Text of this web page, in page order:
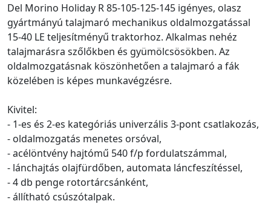
Del Morino Holiday R 85-105-125-145 igényes, olasz
gyártmányú talajmaró mechanikus oldalmozgatással
15-40 LE teljesítményű traktorhoz. Alkalmas nehéz
talajmarásra szőlőkben és gyümölcsösökben. Az
oldalmozgatásnak köszönhetően a talajmaró a fák
közelében is képes munkavégzésre.
Kivitel:
- 1-es és 2-es kategóriás univerzális 3-pont csatlakozás,
- oldalmozgatás menetes orsóval,
- acélöntvény hajtómű 540 f/p fordulatszámmal,
- lánchajtás olajfürdőben, automata láncfeszítéssel,
- 4 db penge rotortárcsánként,
- állítható csúszótalpak.